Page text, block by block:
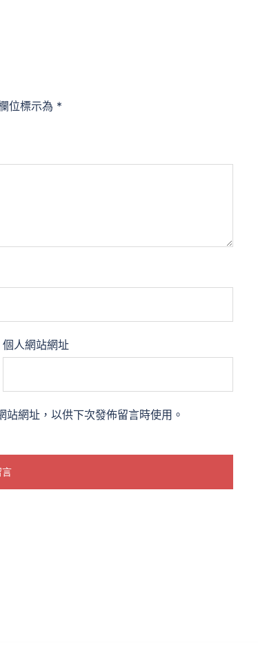
位標示為 *
個人網站網址
網址，以供下次發佈留言時使用。